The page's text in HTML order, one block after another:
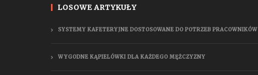
LOSOWE ARTYKUŁY
SYSTEMY KAFETERYJNE DOSTOSOWANE DO POTRZEB PRACOWNIKÓW
WYGODNE KĄPIELÓWKI DLA KAŻDEGO MĘŻCZYZNY